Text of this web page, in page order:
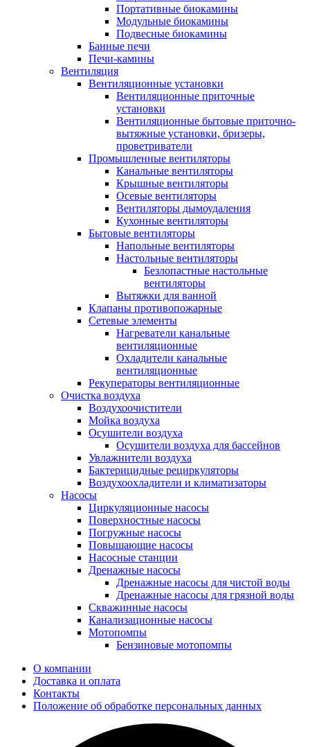
Портативные биокамины
Модульные биокамины
Подвесные биокамины
Банные печи
Печи-камины
Вентиляция
Вентиляционные установки
Вентиляционные приточные
установки
Вентиляционные бытовые приточно-
вытяжные установки, бризеры,
проветриватели
Промышленные вентиляторы
Канальные вентиляторы
Крышные вентиляторы
Осевые вентиляторы
Вентиляторы дымоудаления
Кухонные вентиляторы
Бытовые вентиляторы
Напольные вентиляторы
Настольные вентиляторы
Безлопастные настольные
вентиляторы
Вытяжки для ванной
Клапаны противопожарные
Сетевые элементы
Нагреватели канальные
вентиляционные
Охладители канальные
вентиляционные
Рекуператоры вентиляционные
Очистка воздуха
Воздухоочистители
Мойка воздуха
Осушители воздуха
Осушители воздуха для бассейнов
Увлажнители воздуха
Бактерицидные рециркуляторы
Воздухоохладители и климатизаторы
Насосы
Циркуляционные насосы
Поверхностные насосы
Погружные насосы
Повышающие насосы
Насосные станции
Дренажные насосы
Дренажные насосы для чистой воды
Дренажные насосы для грязной воды
Скважинные насосы
Канализационные насосы
Мотопомпы
Бензиновые мотопомпы
О компании
Доставка и оплата
Контакты
Положение об обработке персональных данных